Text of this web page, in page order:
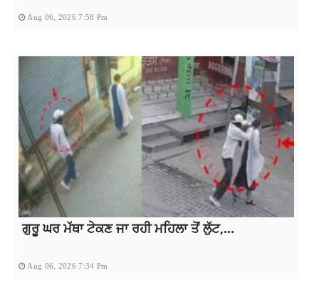
Aug 06, 2026 7:58 Pm
ਗੁਰੂ ਘਰ ਮੱਥਾ ਟੇਕਣ ਜਾ ਰਹੀ ਮਹਿਲਾ ਤੋਂ ਲੁੱਟ,...
Aug 06, 2026 7:34 Pm